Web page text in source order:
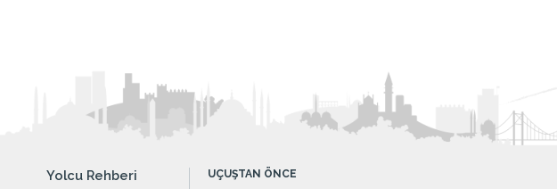
Yolcu Rehberi
UÇUŞTAN ÖNCE